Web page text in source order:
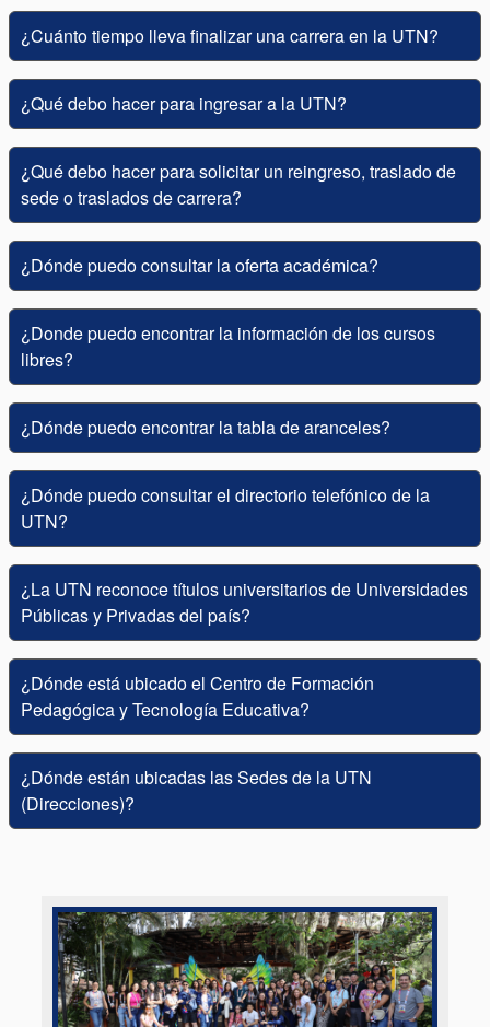
¿Cuánto tiempo lleva finalizar una carrera en la UTN?
¿Qué debo hacer para ingresar a la UTN?
¿Qué debo hacer para solicitar un reingreso, traslado de
sede o traslados de carrera?
¿Dónde puedo consultar la oferta académica?
¿Donde puedo encontrar la información de los cursos
libres?
¿Dónde puedo encontrar la tabla de aranceles?
¿Dónde puedo consultar el directorio telefónico de la
UTN?
¿La UTN reconoce títulos universitarios de Universidades
Públicas y Privadas del país?
¿Dónde está ubicado el Centro de Formación
Pedagógica y Tecnología Educativa?
¿Dónde están ubicadas las Sedes de la UTN
(Direcciones)?